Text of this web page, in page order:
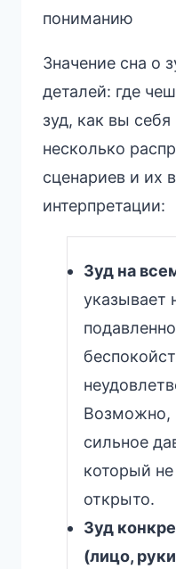
пониманию
Значение сна о
деталей: где
зуд, как вы себя
несколько
сценариев и их
интерпретации:
Зуд на
указывает
Возможно,
сильное
который
открыто.
Зуд
(лицо,